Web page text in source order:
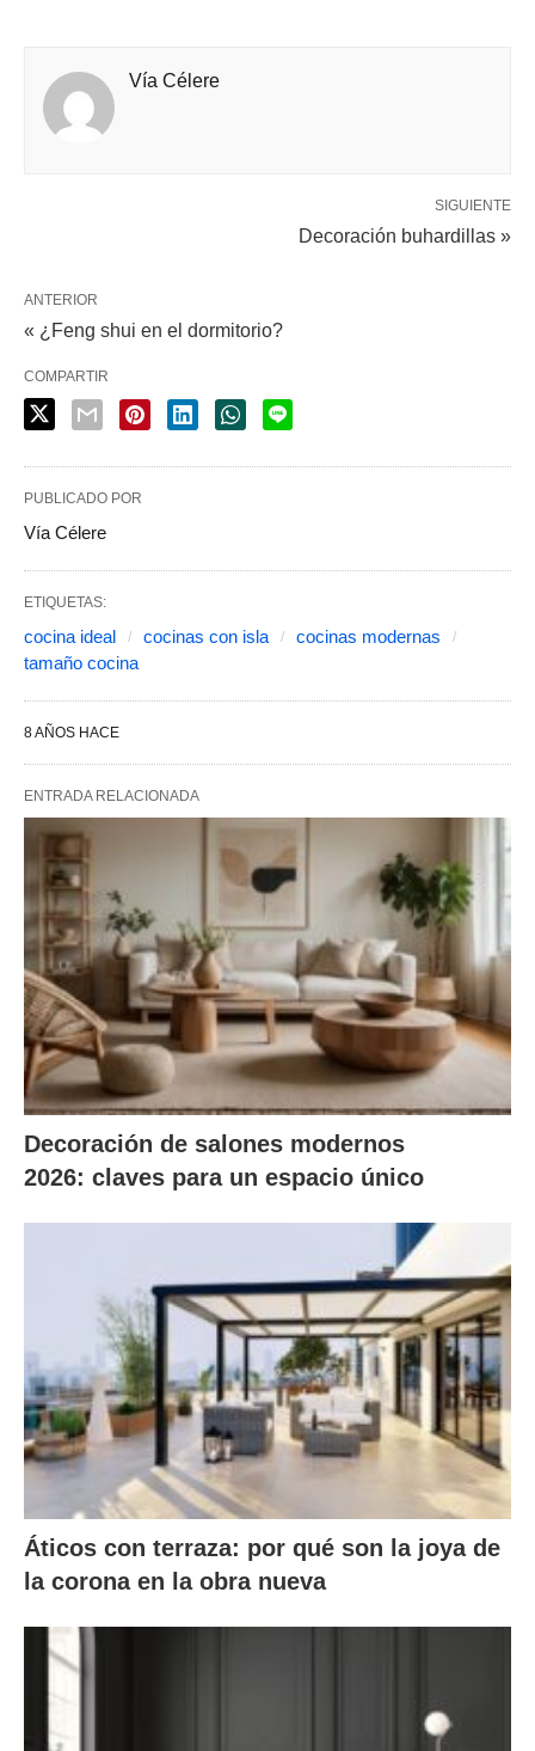
Vía Célere
SIGUIENTE
Decoración buhardillas »
ANTERIOR
« ¿Feng shui en el dormitorio?
COMPARTIR
PUBLICADO POR
Vía Célere
ETIQUETAS:
cocina ideal cocinas con isla
cocinas modernas
tamaño cocina
8 AÑOS HACE
ENTRADA RELACIONADA
Decoración de salones modernos
2026: claves para un espacio único
Áticos con terraza: por qué son la joya de
la corona en la obra nueva